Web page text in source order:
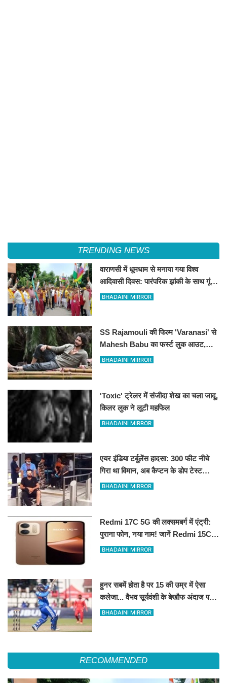
TRENDING NEWS
वाराणसी में धूमधाम से मनाया गया विश्व
आदिवासी दिवस: पारंपरिक झांकी के साथ गूंजे
संविधान और अधिकारों के नारे, DM को सौंपा
BHADAINI MIRROR
SS Rajamouli की फिल्म 'Varanasi' से
Mahesh Babu का फर्स्ट लुक आउट,
'रुद्र' के अवतार में छा गए सुपरस्टार
BHADAINI MIRROR
'Toxic' ट्रेलर में संजीदा शेख का चला जादू,
किलर लुक ने लूटी महफिल
BHADAINI MIRROR
एयर इंडिया टर्बुलेंस हादसा: 300 फीट नीचे
गिरा था विमान, अब कैप्टन के डोप टेस्ट
पॉजिटिव होने के दावे से मचा हड़कंप
BHADAINI MIRROR
Redmi 17C 5G की लक्समबर्ग में एंट्री:
पुराना फोन, नया नाम! जानें Redmi 15C
5G के रीब्रांडेड मॉडल के फीचर्स
BHADAINI MIRROR
हुनर सबमें होता है पर 15 की उम्र में ऐसा
कलेजा... वैभव सूर्यवंशी के बेखौफ अंदाज पर
फिदा हुए शिखर धवन
BHADAINI MIRROR
RECOMMENDED